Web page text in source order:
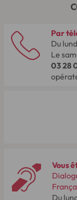
Par
Du
Le
03 28
Vous
Du